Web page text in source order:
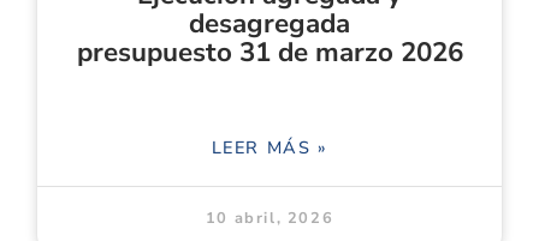
desagregada
presupuesto 31 de marzo 2026
LEER MÁS »
10 abril, 2026